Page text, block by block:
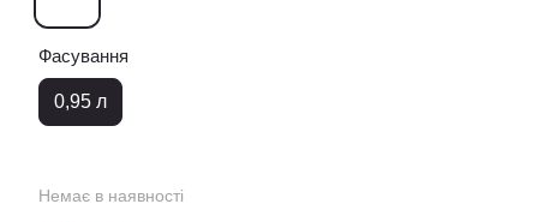
Фасування
0,95 л
Немає в наявності